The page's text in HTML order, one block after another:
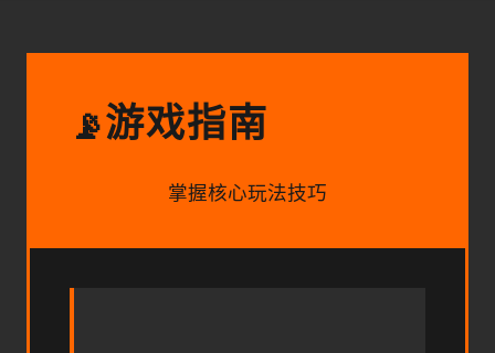
📡游戏指南
掌握核心玩法技巧